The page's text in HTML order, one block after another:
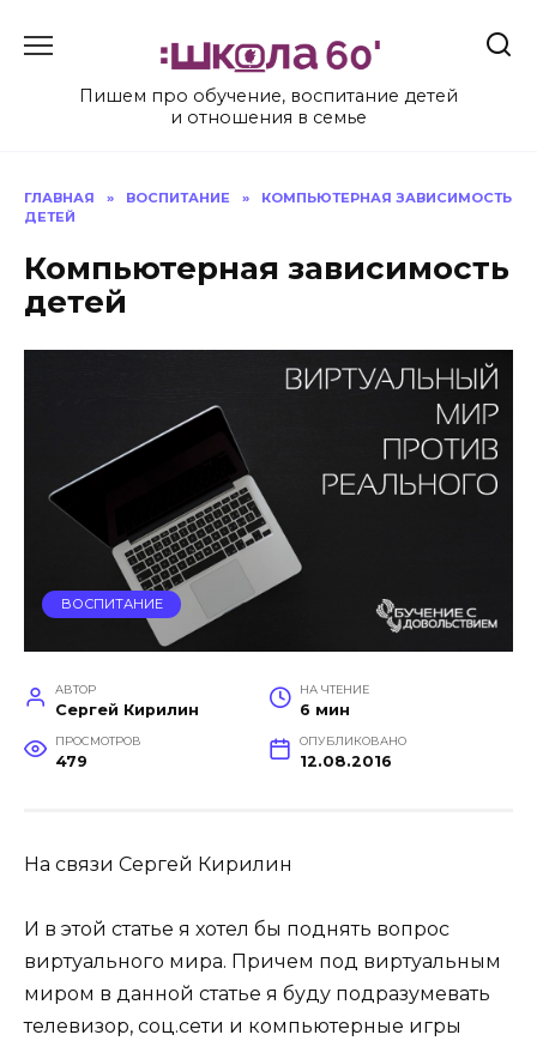
Пишем про обучение, воспитание детей
и отношения в семье
ГЛАВНАЯ » ВОСПИТАНИЕ »
КОМПЬЮТЕРНАЯ ЗАВИСИМОСТЬ
ДЕТЕЙ
Компьютерная зависимость
детей
ВОСПИТАНИЕ
АВТОР
Сергей Кирилин
НА ЧТЕНИЕ
6 мин
ПРОСМОТРОВ
479
ОПУБЛИКОВАНО
12.08.2016
На связи Сергей Кирилин
И в этой статье я хотел бы поднять вопрос
виртуального мира. Причем под виртуальным
миром в данной статье я буду подразумевать
телевизор, соц.сети и компьютерные игры